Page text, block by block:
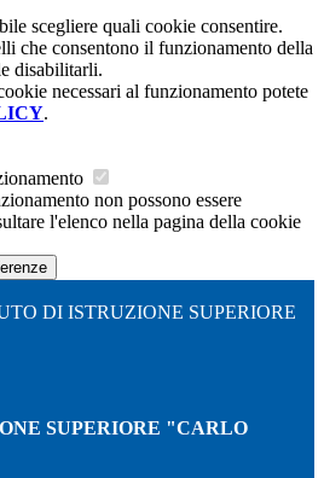
scegliere quali cookie consentire.
che consentono il funzionamento della
disabilitarli.
necessari al funzionamento potete
.
non possono essere
l'elenco nella pagina della cookie
DI ISTRUZIONE SUPERIORE
SUPERIORE "CARLO